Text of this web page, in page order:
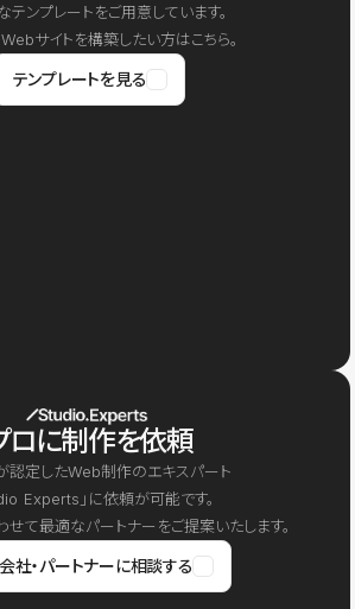
テンプレートをご用意しています。
サイトを構築したい方はこちら。
テンプレートを見る
ロに制作を依頼
認定したWeb制作のエキスパート
Experts」に依頼が可能です。
て最適なパートナーをご提案いたします。
社・パートナーに相談する